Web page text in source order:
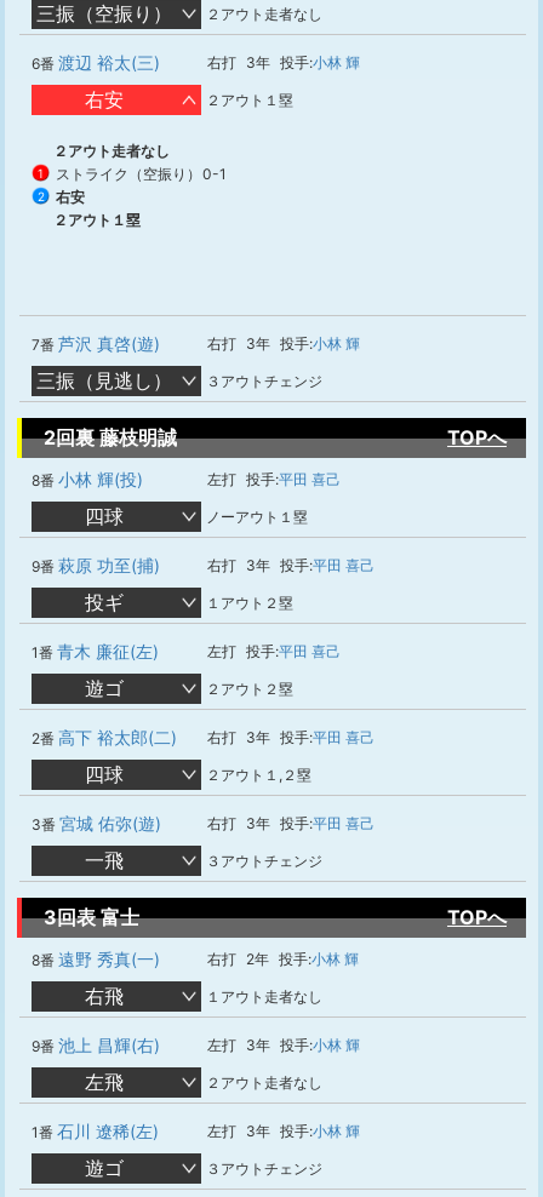
三振（空振り） ２アウト走者なし
6番 渡辺 裕太(三) 右打 3年 投手:小林 輝
右安 ２アウト１塁
２アウト走者なし
1 ストライク（空振り） 0-1
2
右安
２アウト１塁
7番 芦沢 真啓(遊) 右打 3年 投手:小林 輝
三振（見逃し） ３アウトチェンジ
2回裏 藤枝明誠 TOPへ
8番 小林 輝(投) 左打 投手:平田 喜己
四球 ノーアウト１塁
9番 萩原 功至(捕) 右打 3年 投手:平田 喜己
投ギ １アウト２塁
1番 青木 廉征(左) 左打 投手:平田 喜己
遊ゴ ２アウト２塁
2番 高下 裕太郎(二) 右打 3年 投手:平田 喜己
四球 ２アウト１,２塁
3番 宮城 佑弥(遊) 右打 3年 投手:平田 喜己
一飛 ３アウトチェンジ
3回表 富士 TOPへ
8番 遠野 秀真(一) 右打 2年 投手:小林 輝
右飛 １アウト走者なし
9番 池上 昌輝(右) 左打 3年 投手:小林 輝
左飛 ２アウト走者なし
1番 石川 遼稀(左) 左打 3年 投手:小林 輝
遊ゴ ３アウトチェンジ